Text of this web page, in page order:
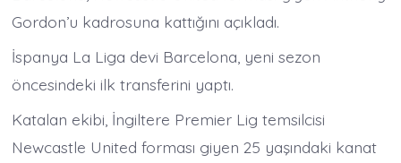
Gordon’u kadrosuna kattığını açıkladı.
İspanya La Liga devi Barcelona, yeni sezon
öncesindeki ilk transferini yaptı.
Katalan ekibi, İngiltere Premier Lig temsilcisi
Newcastle United forması giyen 25 yaşındaki kanat